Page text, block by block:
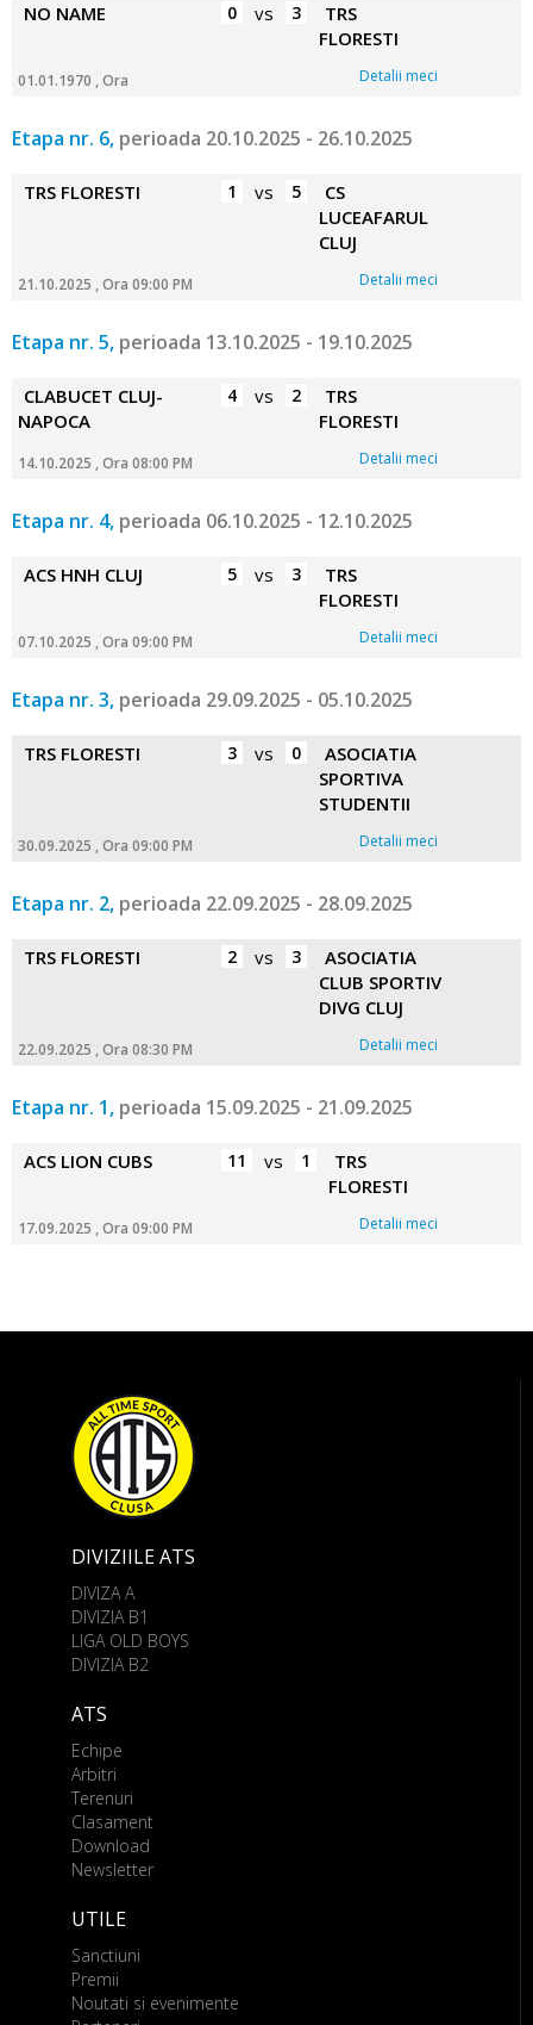
NO NAME 0 vs 3
TRS
FLORESTI
01.01.1970 , Ora Detalii meci
Etapa nr. 6, perioada 20.10.2025 - 26.10.2025
TRS FLORESTI 1 vs 5
CS
LUCEAFARUL
CLUJ
21.10.2025 , Ora 09:00 PM Detalii meci
Etapa nr. 5, perioada 13.10.2025 - 19.10.2025
CLABUCET CLUJ-
NAPOCA
4 vs 2
TRS
FLORESTI
14.10.2025 , Ora 08:00 PM Detalii meci
Etapa nr. 4, perioada 06.10.2025 - 12.10.2025
ACS HNH CLUJ 5 vs 3
TRS
FLORESTI
07.10.2025 , Ora 09:00 PM Detalii meci
Etapa nr. 3, perioada 29.09.2025 - 05.10.2025
TRS FLORESTI 3 vs 0
ASOCIATIA
SPORTIVA
STUDENTII
30.09.2025 , Ora 09:00 PM Detalii meci
Etapa nr. 2, perioada 22.09.2025 - 28.09.2025
TRS FLORESTI 2 vs 3
ASOCIATIA
CLUB SPORTIV
DIVG CLUJ
22.09.2025 , Ora 08:30 PM Detalii meci
Etapa nr. 1, perioada 15.09.2025 - 21.09.2025
ACS LION CUBS 11 vs 1
TRS
FLORESTI
17.09.2025 , Ora 09:00 PM Detalii meci
DIVIZIILE ATS
DIVIZA A
DIVIZIA B1
LIGA OLD BOYS
DIVIZIA B2
ATS
Echipe
Arbitri
Terenuri
Clasament
Download
Newsletter
UTILE
Sanctiuni
Premii
Noutati si evenimente